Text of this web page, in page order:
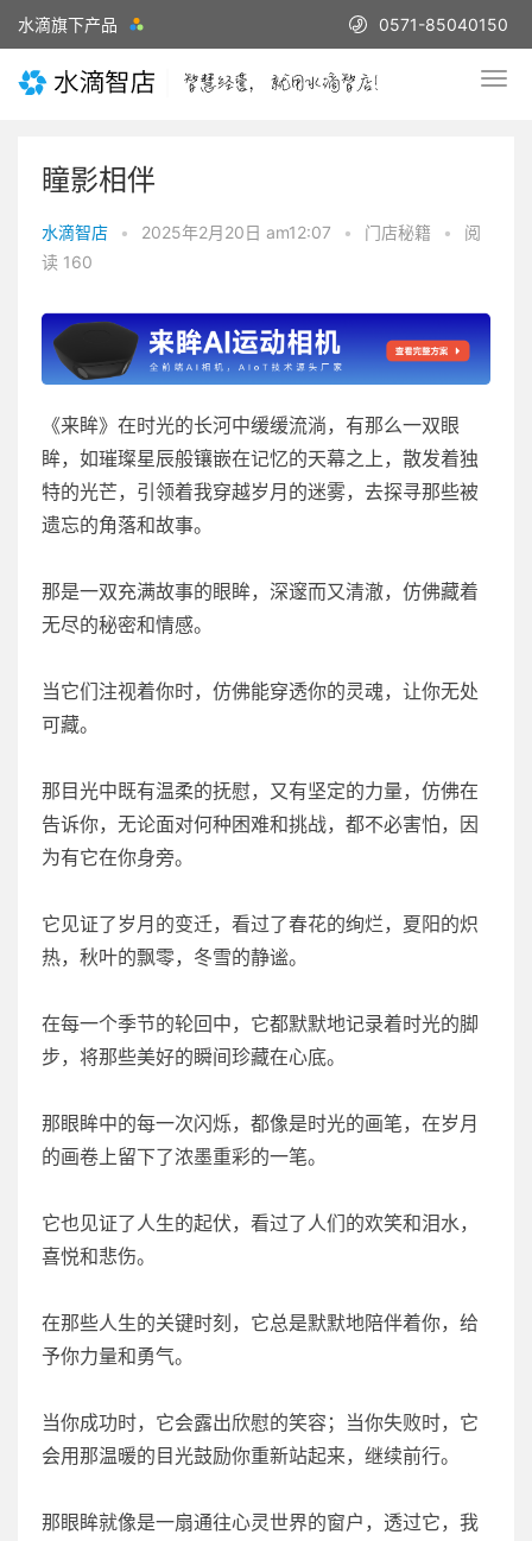
水滴旗下产品 0571-85040150
瞳影相伴
水滴智店 • 2025年2月20日 am12:07 • 门店秘籍 •
阅
读 160
《来眸》在时光的长河中缓缓流淌，有那么一双眼
眸，如璀璨星辰般镶嵌在记忆的天幕之上，散发着独
特的光芒，引领着我穿越岁月的迷雾，去探寻那些被
遗忘的角落和故事。
那是一双充满故事的眼眸，深邃而又清澈，仿佛藏着
无尽的秘密和情感。
当它们注视着你时，仿佛能穿透你的灵魂，让你无处
可藏。
那目光中既有温柔的抚慰，又有坚定的力量，仿佛在
告诉你，无论面对何种困难和挑战，都不必害怕，因
为有它在你身旁。
它见证了岁月的变迁，看过了春花的绚烂，夏阳的炽
热，秋叶的飘零，冬雪的静谧。
在每一个季节的轮回中，它都默默地记录着时光的脚
步，将那些美好的瞬间珍藏在心底。
那眼眸中的每一次闪烁，都像是时光的画笔，在岁月
的画卷上留下了浓墨重彩的一笔。
它也见证了人生的起伏，看过了人们的欢笑和泪水，
喜悦和悲伤。
在那些人生的关键时刻，它总是默默地陪伴着你，给
予你力量和勇气。
当你成功时，它会露出欣慰的笑容；当你失败时，它
会用那温暖的目光鼓励你重新站起来，继续前行。
那眼眸就像是一扇通往心灵世界的窗户，透过它，我